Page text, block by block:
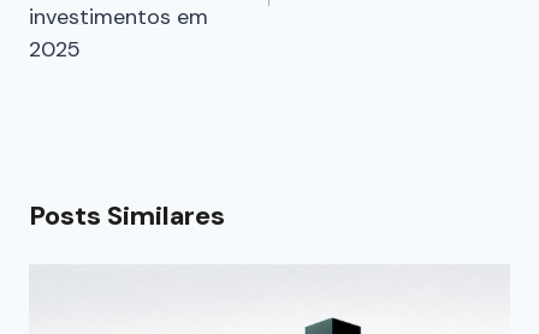
investimentos em
2025
Posts Similares